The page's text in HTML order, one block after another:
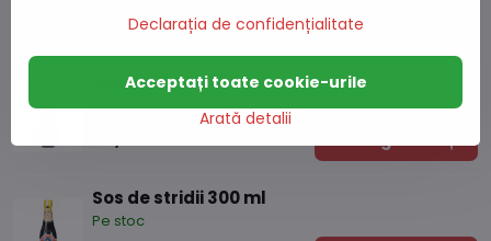
Produse alternative
Sos de stridii 600 ml
Pe stoc
28,82 L Adaugă la Coș
Sos de stridii 300 ml
Pe stoc
Declarația de confidențialitate
Arată detalii
Acceptați toate cookie-urile